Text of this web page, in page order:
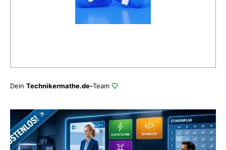
Dein Technikermathe.de-Team